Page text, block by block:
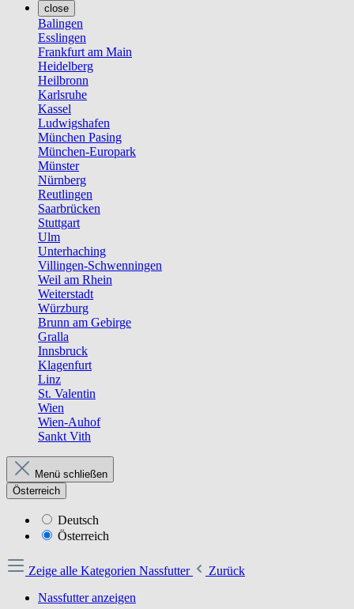
close
Balingen
Esslingen
Frankfurt am Main
Heidelberg
Heilbronn
Karlsruhe
Kassel
Ludwigshafen
München Pasing
München-Europark
Münster
Nürnberg
Reutlingen
Saarbrücken
Stuttgart
Ulm
Unterhaching
Villingen-Schwenningen
Weil am Rhein
Weiterstadt
Würzburg
Brunn am Gebirge
Gralla
Innsbruck
Klagenfurt
Linz
St. Valentin
Wien
Wien-Auhof
Sankt Vith
Menü schließen
Österreich
Deutsch
Österreich
Zeige alle Kategorien Nassfutter
Zurück
Nassfutter anzeigen